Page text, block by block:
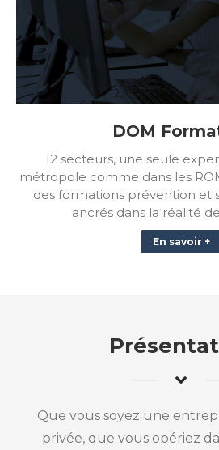
DOM
12 secteurs, une seule
métropole comme dans les
des formations prévention et
ancrés dans la réalité
En savoir +
Que vous soyez une
privée, que vous opériez